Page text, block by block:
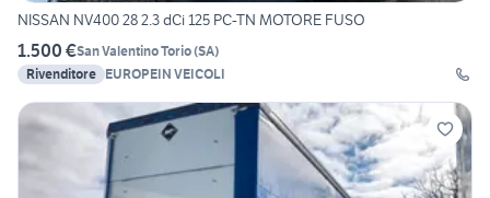
NISSAN NV400 28 2.3 dCi 125 PC-TN MOTORE FUSO
1.500 €San Valentino Torio(SA)
Rivenditore EUROPEIN VEICOLI